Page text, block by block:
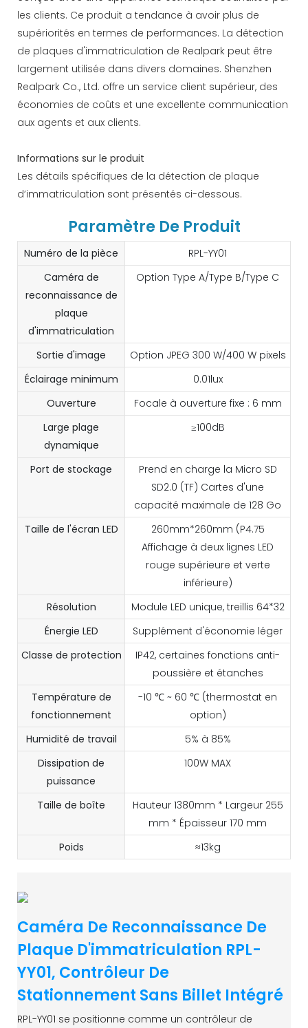
les clients. Ce produit a tendance à avoir plus de
supériorités en termes de performances. La détection
de plaques d'immatriculation de Realpark peut être
largement utilisée dans divers domaines. Shenzhen
Realpark Co., Ltd. offre un service client supérieur, des
économies de coûts et une excellente communication
aux agents et aux clients.
Informations sur le produit
Les détails spécifiques de la détection de plaque
d’immatriculation sont présentés ci-dessous.
Paramètre De Produit
Numéro de la pièce
RPL-YY01
Caméra de
reconnaissance de
plaque
d'immatriculation
Option Type A/Type B/Type C
Sortie d'image
Option JPEG 300 W/400 W pixels
Éclairage minimum
0.01lux
Ouverture
Focale à ouverture fixe : 6 mm
Large plage
dynamique
≥100dB
Port de stockage
Prend en charge la Micro SD
SD2.0 (TF) Cartes d'une
capacité maximale de 128 Go
Taille de l'écran LED
260mm*260mm (P4.75
Affichage à deux lignes LED
rouge supérieure et verte
inférieure)
Résolution
Module LED unique, treillis 64*32
Énergie LED
Supplément d'économie léger
Classe de protection
IP42, certaines fonctions anti-
poussière et étanches
Température de
fonctionnement
-10 ℃ ~ 60 ℃ (thermostat en
option)
Humidité de travail
5% à 85%
Dissipation de
puissance
100W MAX
Taille de boîte
Hauteur 1380mm * Largeur 255
mm * Épaisseur 170 mm
Poids
≈13kg
Caméra De Reconnaissance De
Plaque D'immatriculation RPL-
YY01, Contrôleur De
Stationnement Sans Billet Intégré
RPL-YY01 se positionne comme un contrôleur de